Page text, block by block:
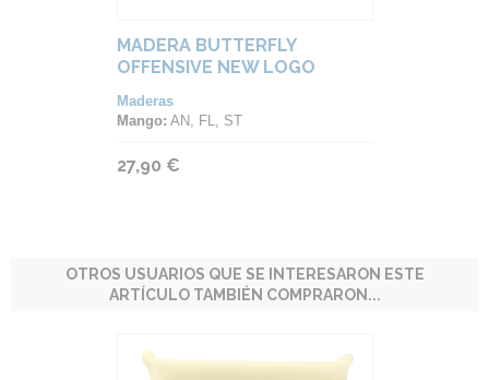
MADERA BUTTERFLY
OFFENSIVE NEW LOGO
Maderas
Mango: AN, FL, ST
27,90 €
OTROS USUARIOS QUE SE INTERESARON ESTE
ARTÍCULO TAMBIÉN COMPRARON...